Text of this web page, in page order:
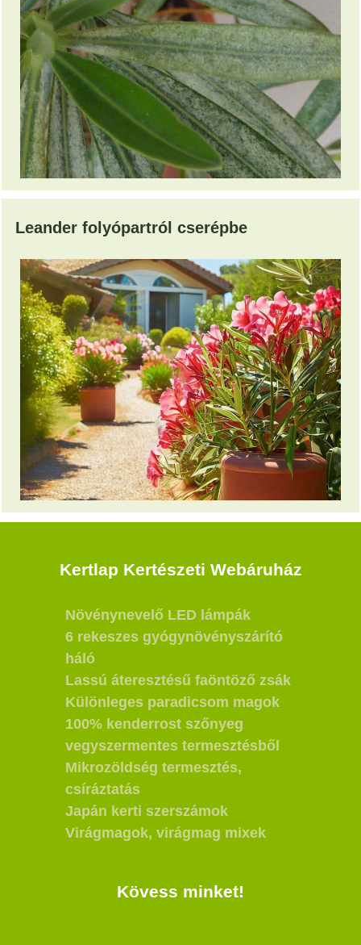
Leander folyópartról cserépbe
Kertlap Kertészeti Webáruház
Növénynevelő LED lámpák
6 rekeszes gyógynövényszárító
háló
Lassú áteresztésű faöntöző zsák
Különleges paradicsom magok
100% kenderrost szőnyeg
vegyszermentes termesztésből
Mikrozöldség termesztés,
csíráztatás
Japán kerti szerszámok
Virágmagok, virágmag mixek
Kövess minket!